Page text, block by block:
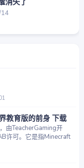
教育版的前身 下载
由TeacherGaming开
许可。它是指Minecraft